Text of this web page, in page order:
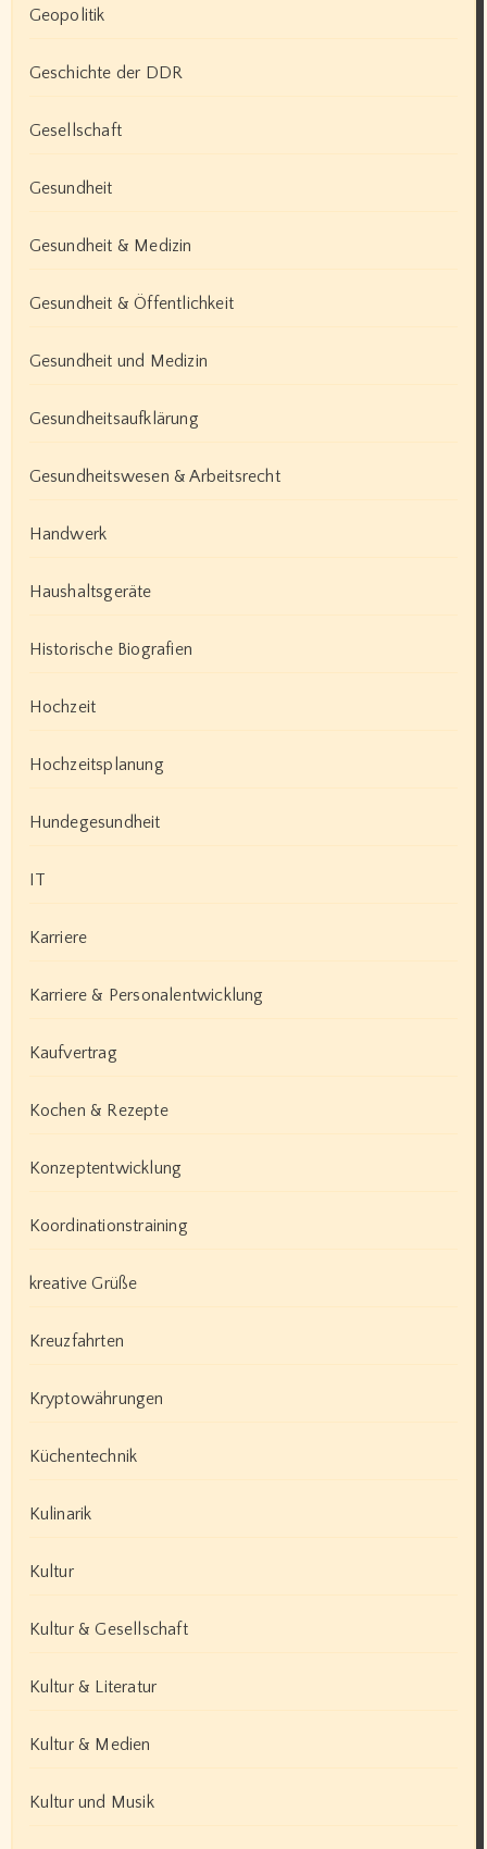
Geopolitik
Geschichte der DDR
Gesellschaft
Gesundheit
Gesundheit & Medizin
Gesundheit & Öffentlichkeit
Gesundheit und Medizin
Gesundheitsaufklärung
Gesundheitswesen & Arbeitsrecht
Handwerk
Haushaltsgeräte
Historische Biografien
Hochzeit
Hochzeitsplanung
Hundegesundheit
IT
Karriere
Karriere & Personalentwicklung
Kaufvertrag
Kochen & Rezepte
Konzeptentwicklung
Koordinationstraining
kreative Grüße
Kreuzfahrten
Kryptowährungen
Küchentechnik
Kulinarik
Kultur
Kultur & Gesellschaft
Kultur & Literatur
Kultur & Medien
Kultur und Musik